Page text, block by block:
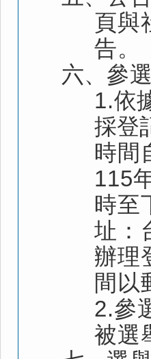
頁與
告。
六、 參
1.依
採登
時間
115
時至
址：
辦理
間以
2.參
被選